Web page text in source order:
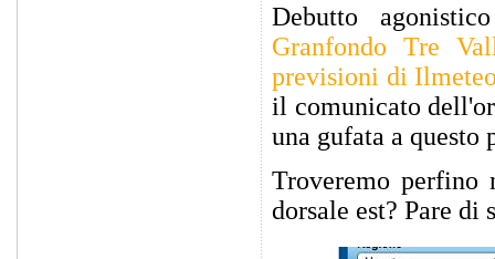
Debutto
Granfondo Tre
previsioni di
il comunicato
una gufata a questo
Troveremo
dorsale est? Pare